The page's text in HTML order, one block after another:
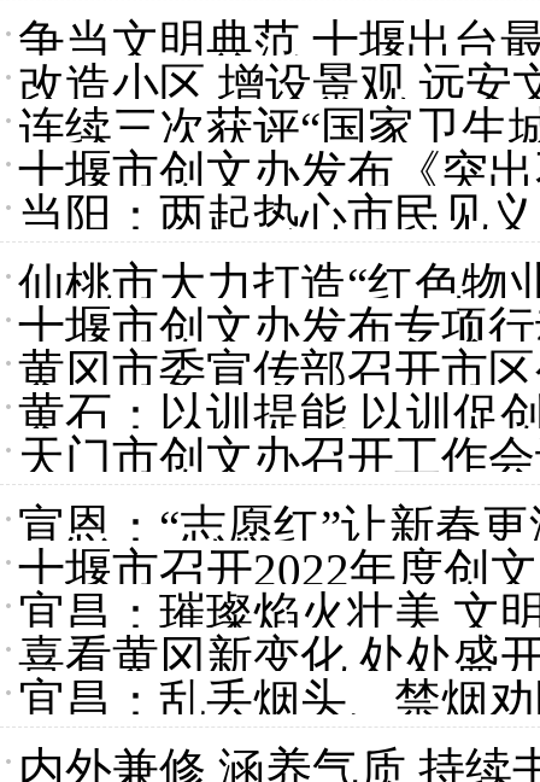
争当文明典范 十堰出台
改造小区 增设景观 远安
连续三次获评“国家卫生
十堰市创文办发布《突
当阳：两起热心市民见
举
仙桃市大力打造“红色物
十堰市创文办发布专项
黄冈市委宣传部召开市
黄石：以训提能 以训促
天门市创文办召开工作
务落实落细
宣恩：“志愿红”让新春
十堰市召开2022年度创
宜昌：璀璨焰火壮美 文
喜看黄冈新变化 处处盛
宜昌：乱丢烟头、禁烟
内外兼修 涵养气质 持续